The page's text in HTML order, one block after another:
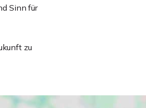
Sinn für
zu